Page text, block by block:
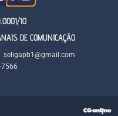
10
DE COMUNICAÇÃO
seligapb1@gmail.com